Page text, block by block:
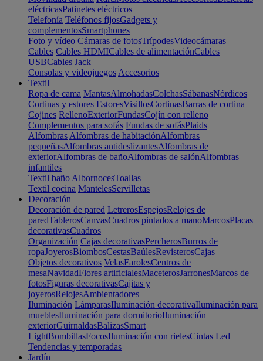
eléctricasPatinetes eléctricos
Telefonía Teléfonos fijosGadgets y
complementosSmartphones
Foto y vídeo Cámaras de fotosTrípodesVideocámaras
Cables Cables HDMICables de alimentaciónCables
USBCables Jack
Consolas y videojuegos Accesorios
Textil
Ropa de cama MantasAlmohadasColchasSábanasNórdicos
Cortinas y estores EstoresVisillosCortinasBarras de cortina
Cojines RellenoExteriorFundasCojín con relleno
Complementos para sofás Fundas de sofásPlaids
Alfombras Alfombras de habitaciónAlfombras
pequeñasAlfombras antideslizantesAlfombras de
exteriorAlfombras de bañoAlfombras de salónAlfombras
infantiles
Textil baño AlbornocesToallas
Textil cocina MantelesServilletas
Decoración
Decoración de pared LetrerosEspejosRelojes de
paredTablerosCanvasCuadros pintados a manoMarcosPlacas
decorativasCuadros
Organización Cajas decorativasPercherosBurros de
ropaJoyerosBiombosCestasBaúlesRevisterosCajas
Objetos decorativos VelasFarolesCentros de
mesaNavidadFlores artificialesMaceterosJarronesMarcos de
fotosFiguras decorativasCajitas y
joyerosRelojesAmbientadores
Iluminación LámparasIluminación decorativaIluminación para
mueblesIluminación para dormitorioIluminación
exteriorGuirnaldasBalizasSmart
LightBombillasFocosIluminación con rielesCintas Led
Tendencias y temporadas
Jardín